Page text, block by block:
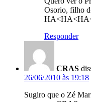
Osorio, filho
Responder
CRAS
26/06/2010 às 19:18
Sugiro que o Zé